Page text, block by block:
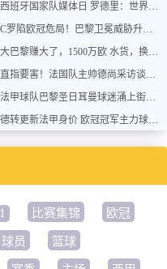
西班牙国家队媒体日 罗德里：世界杯后才会考虑未来
C罗陷欧冠危局！巴黎卫冕威胁升级，后续发展更不容乐观！
大巴黎赚大了，1500万欧 水货，换来1.4亿中场主力，曼联泪崩！
直指要害！法国队主帅德尚采访谈世界杯，对部分球员发出警告
法甲球队巴黎圣日耳曼球迷涌上街头 庆祝球队卫冕欧冠联赛冠军
德转更新法甲身价 欧冠冠军主力球员暴涨 再增2位亿先生&共5位
1 比赛集锦 欧冠
球员 篮球